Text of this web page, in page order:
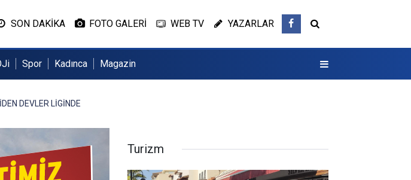
SON DAKİKA FOTO GALERİ WEB TV YAZARLAR
Spor Kadınca Magazin
DEVLER LİGİNDE
Turizm